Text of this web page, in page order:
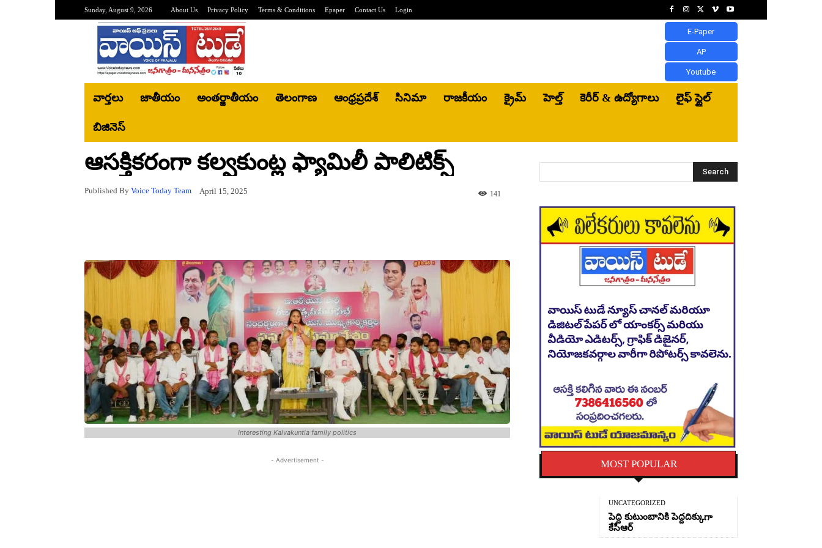
Sunday, August 9, 2026 About Us Privacy Policy Terms & Conditions Epaper Contact Us Login
E-Paper
AP
Youtube
వార్తలు జాతీయం అంతర్జాతీయం తెలంగాణ ఆంధ్రప్రదేశ్ సినిమా రాజకీయం క్రైమ్ హెల్త్‌ కెరీర్ & ఉద్యోగాలు లైఫ్ స్టైల్
బిజినెస్‌
ఆసక్తికరంగా కల్వకుంట్ల ఫ్యామిలీ పాలిటిక్స్
Published By Voice Today Team April 15, 2025 141
Interesting Kalvakuntla family politics
- Advertisement -
Search
MOST POPULAR
UNCATEGORIZED
పెద్ది కుటుంబానికి పెద్దదిక్కుగా
కేసీఆర్